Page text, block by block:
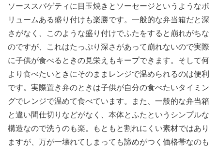
ソーススパゲティに目玉焼きとソーセージというようなボ
リュームある盛り付けも楽勝です。一般的な弁当箱だと深
さがなく、このような盛り付けでふたをすると崩れがちな
のですが、これはたっぷり深さがあって崩れないので実際
に子供が食べるときの見栄えもキープできます。そして何
より食べたいときにそのままレンジで温められるのは便利
です。実際置き弁のときは子供が自分の食べたいタイミン
グでレンジで温めて食べています。また、一般的な弁当箱
と違い間仕切りなどがなく、本体とふたというシンプルな
構造なので洗うのも楽。もともと割れにくい素材ではあり
ますが、万が一壊れてしまっても諦めがつく価格帯なのも